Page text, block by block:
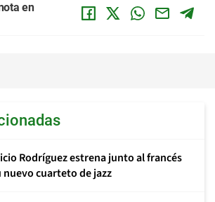
en
Rodríguez estrena junto al francés
cuarteto de jazz